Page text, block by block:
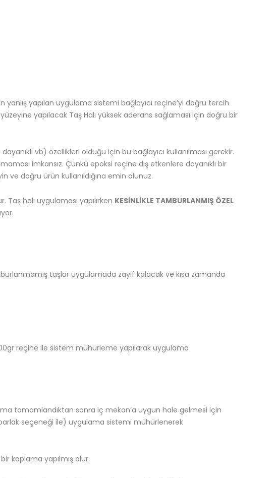
yanlış yapılan uygulama sistemi bağlayıcı reçine’yi doğru tercih
yapılacak Taş Halı yüksek aderans sağlaması için doğru bir
vb) özellikleri olduğu için bu bağlayıcı kullanılması gerekir.
imkansız. Çünkü epoksi reçine dış etkenlere dayanıklı bir
ve doğru ürün kullanıldığına emin olunuz.
halı uygulaması yapılırken KESİNLİKLE TAMBURLANMIŞ ÖZEL
taşlar uygulamada zayıf kalacak ve kısa zamanda
reçine ile sistem mühürleme yapılarak uygulama
tamamlandıktan sonra iç mekan’a uygun hale gelmesi için
seçeneği ile) uygulama sistemi mühürlenerek
kaplama yapılmış olur.